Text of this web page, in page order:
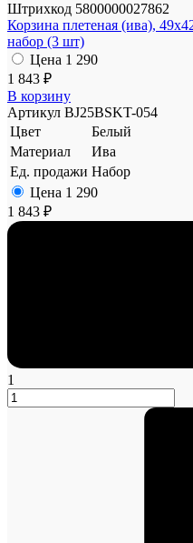
Штрихкод 5800000027862
Корзина плетеная (ива),
набор (3 шт)
Цена 1 290
1 843 ₽
В корзину
Артикул BJ25BSKT-054
Цвет
Белый
Материал
Ива
Ед. продажи Набор
Цена 1 290
1 843 ₽
1